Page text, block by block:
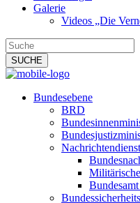
Galerie
Videos „Die
Bundesebene
BRD